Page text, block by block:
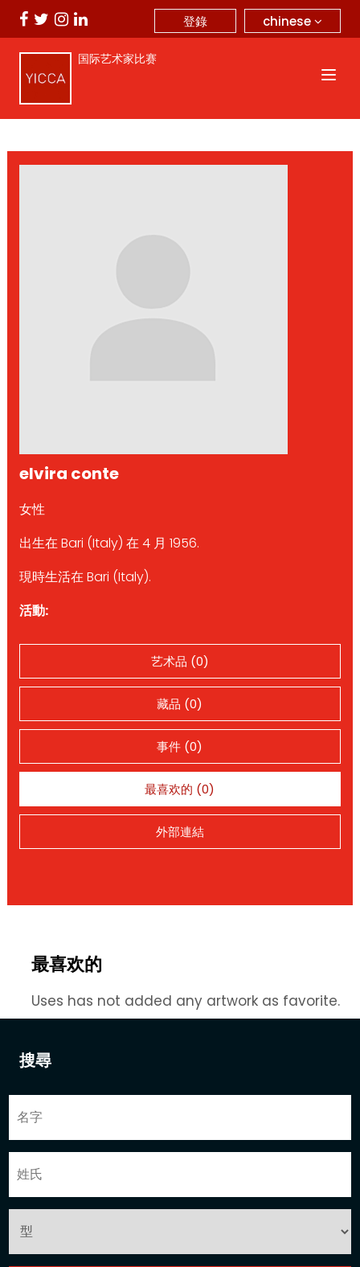
chinese
登錄
国际艺术家比赛
搜尋
elvira conte
女性
出生在 Bari (Italy) 在 4 月 1956.
現時生活在 Bari (Italy).
活動:
艺术品 (0)
藏品 (0)
事件 (0)
最喜欢的 (0)
外部連結
最喜欢的
Uses has not added any artwork as favorite.